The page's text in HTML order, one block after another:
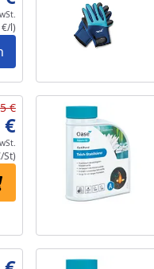
l)
eingeben
um eins erhöhen
den Einkaufswagen legen
€
€
St)